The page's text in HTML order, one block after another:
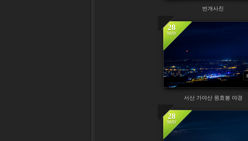
번개사진
28
MAY
서산 가야산 원효봉 야경
28
MAY